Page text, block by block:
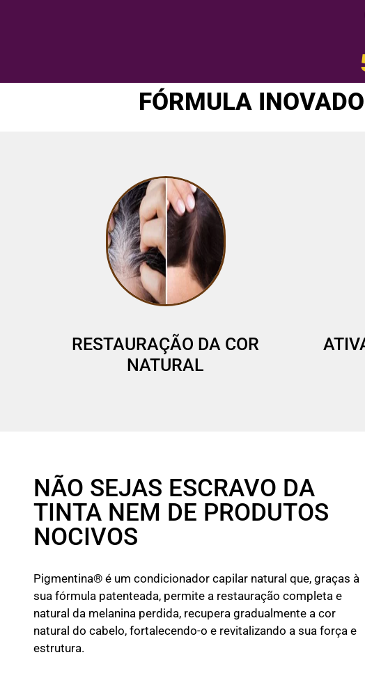
FÓRMULA
RESTAURAÇÃO DA COR
NATURAL
NÃO SEJAS ESCRAVO DA
TINTA NEM DE PRODUTOS
NOCIVOS
Pigmentina® é um condicionador capilar natural que, graças à
sua fórmula patenteada, permite a restauração completa e
natural da melanina perdida, recupera gradualmente a cor
natural do cabelo, fortalecendo-o e revitalizando a sua força e
estrutura.